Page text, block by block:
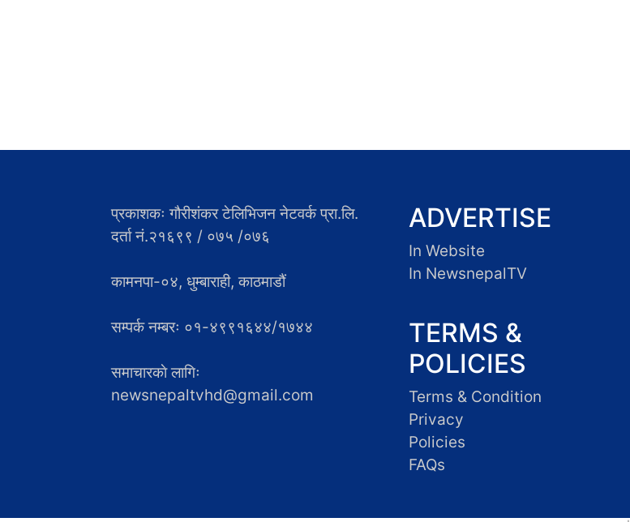
प्रकाशकः गौरीशंकर टेलिभिजन नेटवर्क प्रा.लि.
दर्ता नं.२१६९९ / ०७५ /०७६
कामनपा-०४, धुम्बाराही, काठमाडौं
सम्पर्क नम्बरः ०१-४९९१६४४/१७४४
समाचारकाे लागिः
newsnepaltvhd@gmail.com
ADVERTISE
In Website
In NewsnepalTV
TERMS &
POLICIES
Terms & Condition
Privacy
Policies
FAQs